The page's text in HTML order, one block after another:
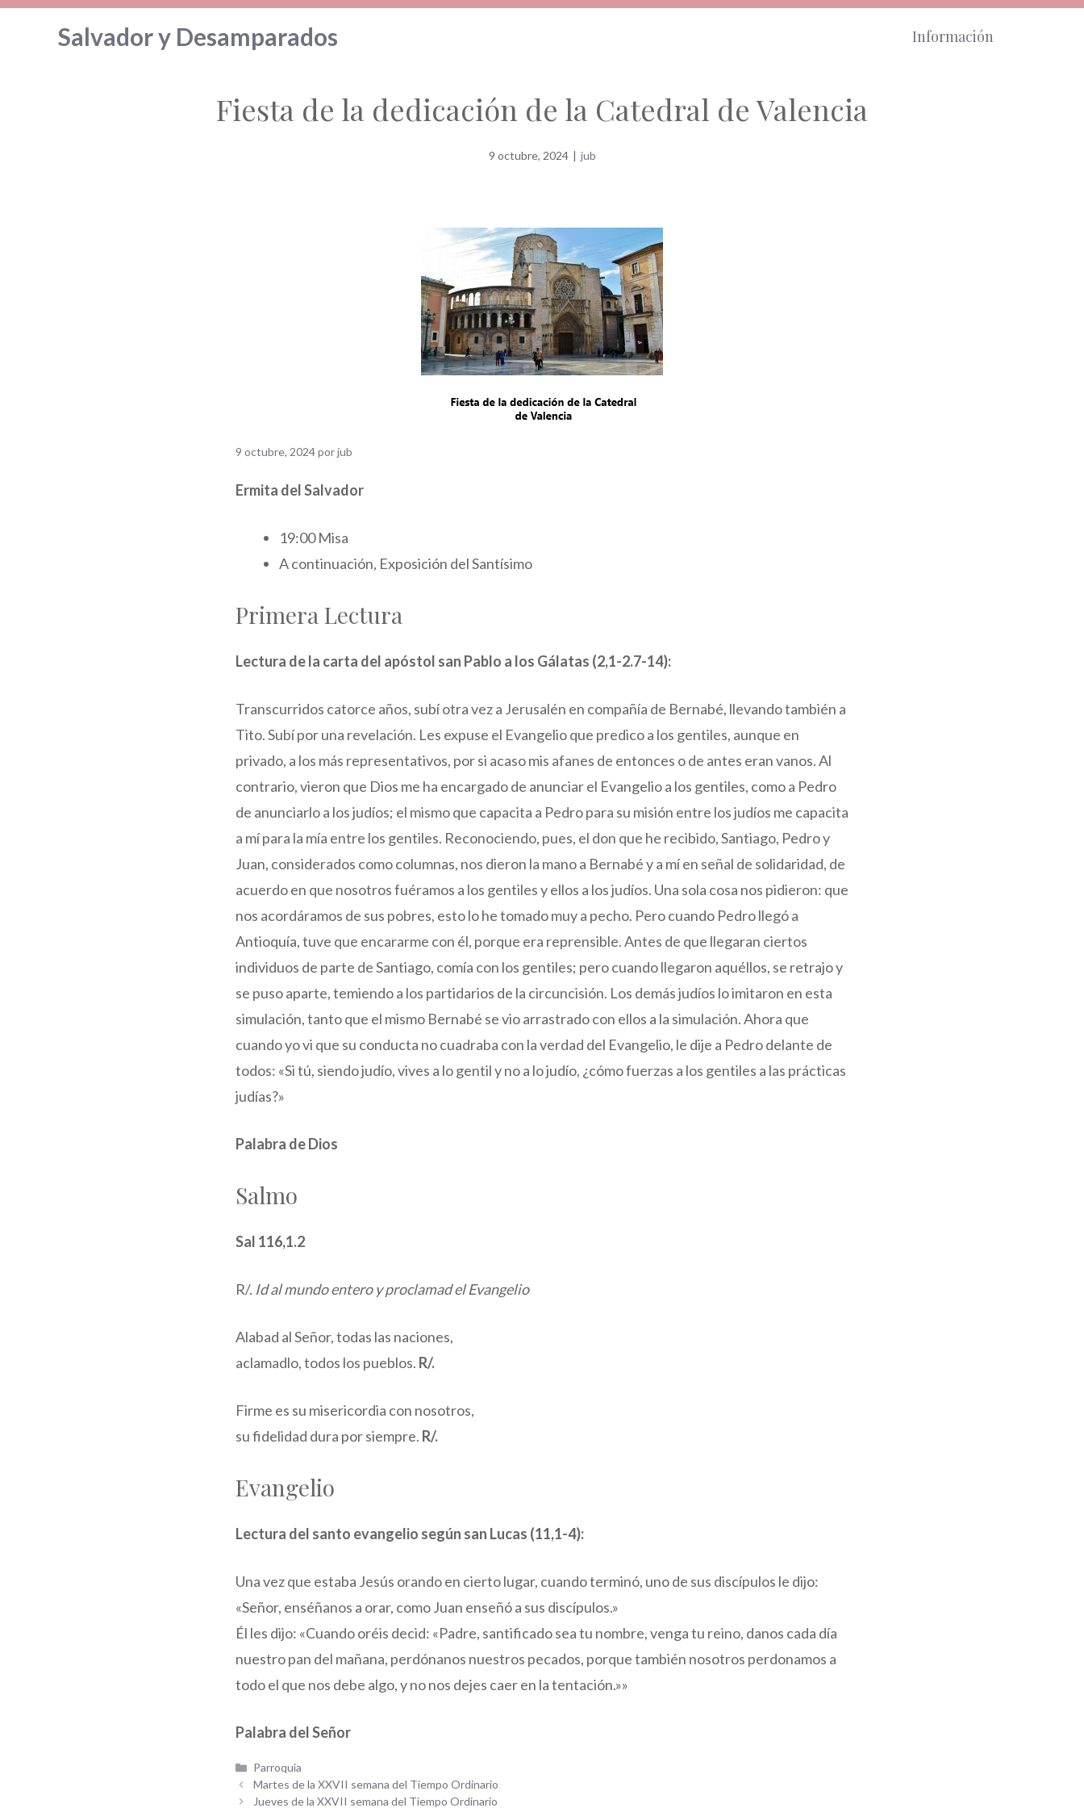
Saltar
Salvador y Desamparados Información
Fiesta de la dedicación de la Catedral de Valencia
9 octubre, 2024 | jub
9 octubre, 2024porjub
Ermita del Salvador
19:00 Misa
A continuación, Exposición del Santísimo
Primera Lectura
Lectura de la carta del apóstol san Pablo a los Gálatas (2,1-2.7-14):
Transcurridos catorce años, subí otra vez a Jerusalén en compañía de Bernabé, llevando también a
Tito. Subí por una revelación. Les expuse el Evangelio que predico a los gentiles, aunque en
privado, a los más representativos, por si acaso mis afanes de entonces o de antes eran vanos. Al
contrario, vieron que Dios me ha encargado de anunciar el Evangelio a los gentiles, como a Pedro
de anunciarlo a los judíos; el mismo que capacita a Pedro para su misión entre los judíos me capacita
a mí para la mía entre los gentiles. Reconociendo, pues, el don que he recibido, Santiago, Pedro y
Juan, considerados como columnas, nos dieron la mano a Bernabé y a mí en señal de solidaridad, de
acuerdo en que nosotros fuéramos a los gentiles y ellos a los judíos. Una sola cosa nos pidieron: que
nos acordáramos de sus pobres, esto lo he tomado muy a pecho. Pero cuando Pedro llegó a
Antioquía, tuve que encararme con él, porque era reprensible. Antes de que llegaran ciertos
individuos de parte de Santiago, comía con los gentiles; pero cuando llegaron aquéllos, se retrajo y
se puso aparte, temiendo a los partidarios de la circuncisión. Los demás judíos lo imitaron en esta
simulación, tanto que el mismo Bernabé se vio arrastrado con ellos a la simulación. Ahora que
cuando yo vi que su conducta no cuadraba con la verdad del Evangelio, le dije a Pedro delante de
todos: «Si tú, siendo judío, vives a lo gentil y no a lo judío, ¿cómo fuerzas a los gentiles a las prácticas
judías?»
Palabra de Dios
Salmo
Sal 116,1.2
R/. Id al mundo entero y proclamad el Evangelio
Alabad al Señor, todas las naciones,
aclamadlo, todos los pueblos. R/.
Firme es su misericordia con nosotros,
su fidelidad dura por siempre. R/.
Evangelio
Lectura del santo evangelio según san Lucas (11,1-4):
Una vez que estaba Jesús orando en cierto lugar, cuando terminó, uno de sus discípulos le dijo:
«Señor, enséñanos a orar, como Juan enseñó a sus discípulos.»
Él les dijo: «Cuando oréis decid: «Padre, santificado sea tu nombre, venga tu reino, danos cada día
nuestro pan del mañana, perdónanos nuestros pecados, porque también nosotros perdonamos a
todo el que nos debe algo, y no nos dejes caer en la tentación.»»
Palabra del Señor
Categorías
Parroquia
Martes de la XXVII semana del Tiempo Ordinario
Jueves de la XXVII semana del Tiempo Ordinario